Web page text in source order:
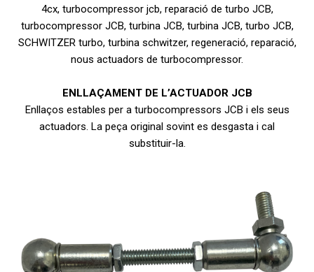
4cx, turbocompressor jcb, reparació de turbo JCB,
turbocompressor JCB, turbina JCB, turbina JCB, turbo JCB,
SCHWITZER turbo, turbina schwitzer, regeneració, reparació,
nous actuadors de turbocompressor.
ENLLAÇAMENT DE L’ACTUADOR JCB
Enllaços estables per a turbocompressors JCB i els seus
actuadors. La peça original sovint es desgasta i cal
substituir-la.